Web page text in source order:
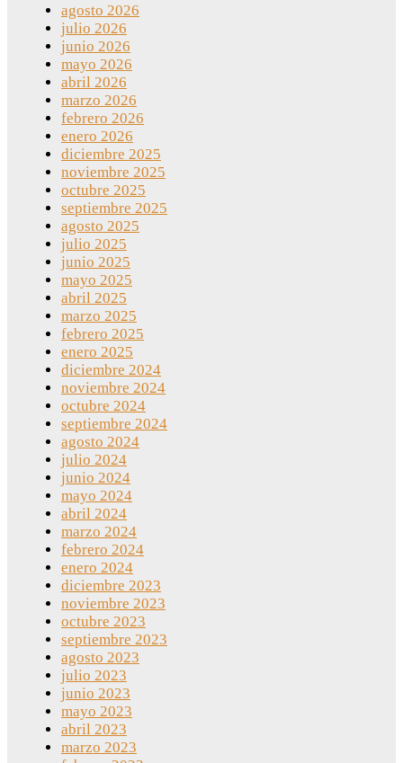
agosto 2026
julio 2026
junio 2026
mayo 2026
abril 2026
marzo 2026
febrero 2026
enero 2026
diciembre 2025
noviembre 2025
octubre 2025
septiembre 2025
agosto 2025
julio 2025
junio 2025
mayo 2025
abril 2025
marzo 2025
febrero 2025
enero 2025
diciembre 2024
noviembre 2024
octubre 2024
septiembre 2024
agosto 2024
julio 2024
junio 2024
mayo 2024
abril 2024
marzo 2024
febrero 2024
enero 2024
diciembre 2023
noviembre 2023
octubre 2023
septiembre 2023
agosto 2023
julio 2023
junio 2023
mayo 2023
abril 2023
marzo 2023